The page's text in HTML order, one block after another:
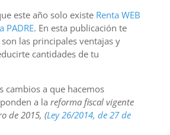
este año solo existe Renta WEB
PADRE. En esta publicación te
las principales ventajas y
cantidades de tu
cambios a que hacemos
a la reforma fiscal vigente
de 2015, (Ley 26/2014, de 27 de